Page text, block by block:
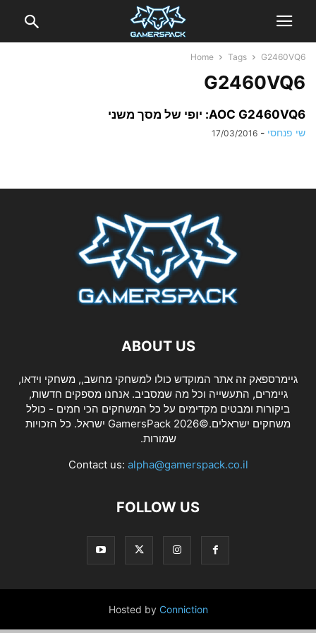
Home Tags G2460VQ6
G2460VQ6
AOC G2460VQ6: יופי של מסך משני
שי פנחסי -
17/03/2016
ABOUT US
גיימרספאק זה אתר המוקדש כולו למשחקי מחשב,, משחקי וידאו,
גיימרים, התעשייה וכל מה שמסביב. אנחנו מספקים חדשות,
ביקורות ומבטים מקדימים על כל המשחקים הכי חמים - כולל
משחקים ישראלים.©2026 GamersPack ישראל. כל הזכויות
שמורות.
Contact us: alpha@gamerspack.co.il
FOLLOW US
Hosted by Conniction